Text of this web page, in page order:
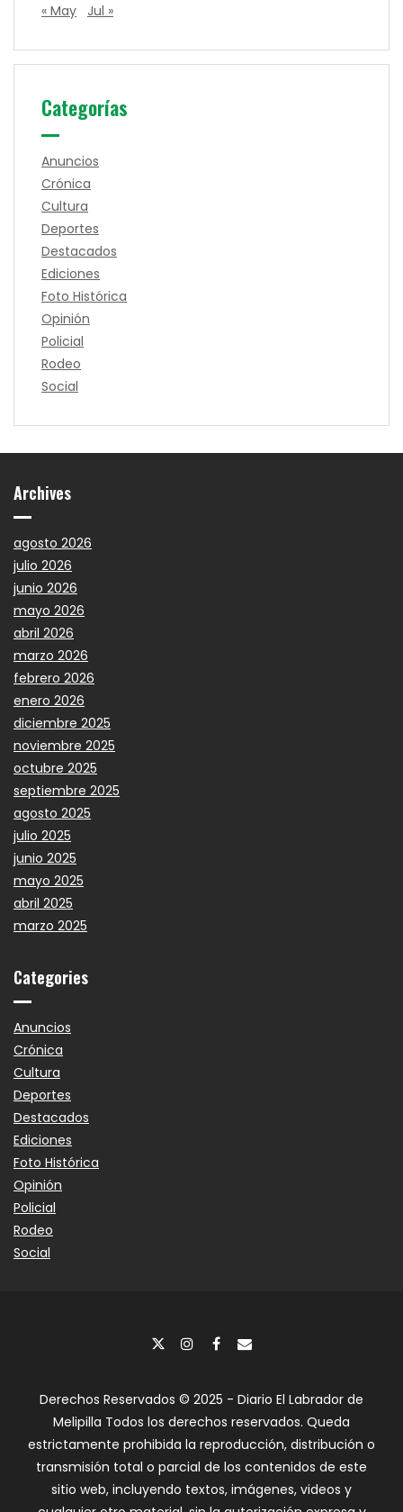
« May
Jul »
Categorías
Anuncios
Crónica
Cultura
Deportes
Destacados
Ediciones
Foto Histórica
Opinión
Policial
Rodeo
Social
Archives
agosto 2026
julio 2026
junio 2026
mayo 2026
abril 2026
marzo 2026
febrero 2026
enero 2026
diciembre 2025
noviembre 2025
octubre 2025
septiembre 2025
agosto 2025
julio 2025
junio 2025
mayo 2025
abril 2025
marzo 2025
Categories
Anuncios
Crónica
Cultura
Deportes
Destacados
Ediciones
Foto Histórica
Opinión
Policial
Rodeo
Social
Derechos Reservados © 2025 - Diario El Labrador de
Melipilla Todos los derechos reservados. Queda
estrictamente prohibida la reproducción, distribución o
transmisión total o parcial de los contenidos de este
sitio web, incluyendo textos, imágenes, videos y